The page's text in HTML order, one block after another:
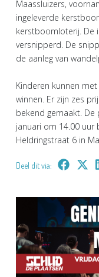
Maassluizers,
ingeleverde
kerstboomloterij. De
versnipperd. De
de aanleg van
Kinderen kunnen
winnen. Er zijn zes
bekend gemaakt. De
januari om 14.00 uur
Heldringstraat 6 in
Deel dit via: